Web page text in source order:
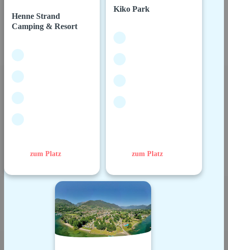
Henne Strand
Camping & Resort
zum Platz
Kiko Park
zum Platz